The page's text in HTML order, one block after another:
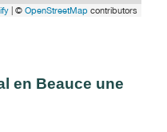
| © OpenStreetMap contributors
en Beauce une